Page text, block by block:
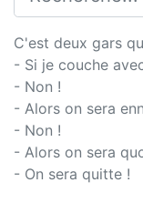
C'est deux gars
- Si je couche
- Non !
- Alors on sera
- Non !
- Alors on sera
- On sera quitte !